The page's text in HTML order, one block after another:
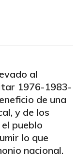
al
1976-1983-
de una
y de los
pueblo
lo que
nacional.